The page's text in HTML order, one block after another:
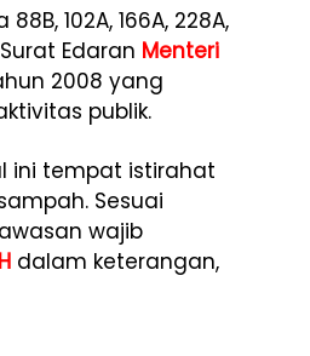
102A, 166A, 228A,
Surat Edaran Menteri
2008 yang
publik.
ini tempat istirahat
. Sesuai
wajib
dalam keterangan,